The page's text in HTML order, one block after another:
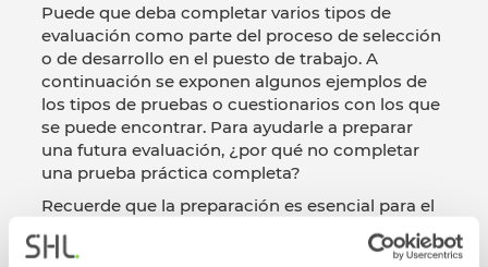
Puede que deba completar varios tipos de
evaluación como parte del proceso de selección
o de desarrollo en el puesto de trabajo. A
continuación se exponen algunos ejemplos de
los tipos de pruebas o cuestionarios con los que
se puede encontrar. Para ayudarle a preparar
una futura evaluación, ¿por qué no completar
una prueba práctica completa?
Recuerde que la preparación es esencial para el